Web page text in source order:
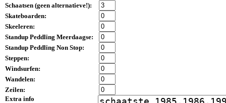
Schaatsen (geen alternatieve!):
Skateboarden:
Skeeleren:
Standup Peddling Meerdaagse:
Standup Peddling Non Stop:
Steppen:
Windsurfen:
Wandelen:
Zeilen:
Extra info